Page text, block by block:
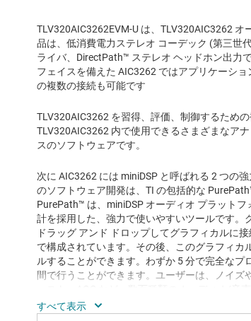
TLV320AIC3262EVM-U は、TLV320AIC3262
品は、低消費電力ステレオ コーデック (第三世
ライバ、DirectPath™ ステレオ ヘッドホン出力
フェイスを備えた AIC3262 ではアプリケーシ
の複数の接続も可能です
TLV320AIC3262 を習得、評価、制御するため
TLV320AIC3262 内で使用できるさまざまなア
スのソフトウェアです。
次に AIC3262 には miniDSP と呼ばれる 2 つの
のソフトウェア開発は、TI の包括的な
PurePath™ は、miniDSP オーディオ プラット
計を採用した、強力で使いやすいツールです。
ドラッグ アンド ドロップしてグラフィカルに
で構成されています。その後、このグラフィカ
ルすることができます。わずか 5 分で完全な
間で行うことができます。ユーザーは、ノイズ